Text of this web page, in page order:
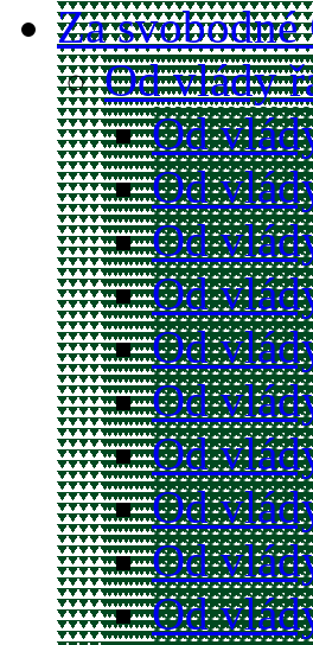
Za svobodné
Od vlády
Od
Od
Od
Od
Od
Od
Od
Od
Od
Od